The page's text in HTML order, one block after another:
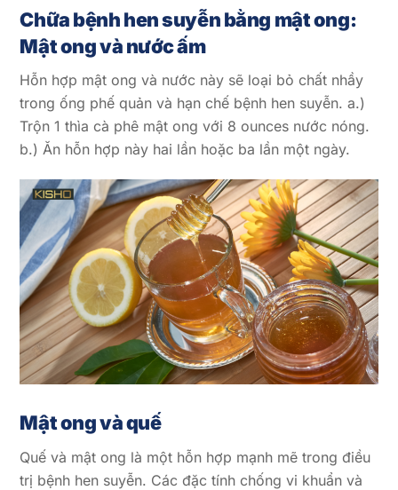
Chữa bệnh hen suyễn bằng mật ong:
Mật ong và nước ấm
Hỗn hợp mật ong và nước này sẽ loại bỏ chất nhầy
trong ống phế quản và hạn chế bệnh hen suyễn. a.)
Trộn 1 thìa cà phê mật ong với 8 ounces nước nóng.
b.) Ăn hỗn hợp này hai lần hoặc ba lần một ngày.
Mật ong và quế
Quế và mật ong là một hỗn hợp mạnh mẽ trong điều
trị bệnh hen suyễn. Các đặc tính chống vi khuẩn và